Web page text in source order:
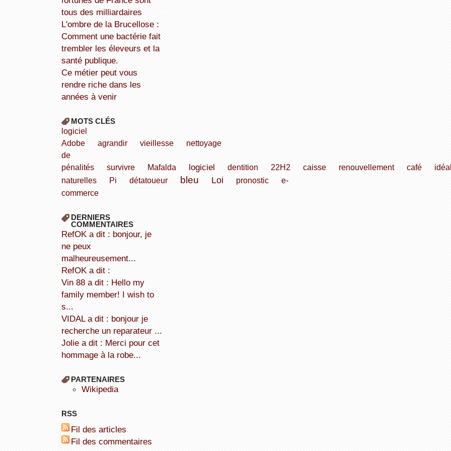
tous des milliardaires
L'ombre de la Brucellose :
Comment une bactérie fait
trembler les éleveurs et la
santé publique.
Ce métier peut vous
rendre riche dans les
années à venir
MOTS CLÉS
logiciel
Adobe
agrandir vieillesse
nettoyage
de
pénalités
survivre Mafalda logiciel dentition 22H2 caisse renouvellement café
naturelles
Pi détatoueur bleu Loi pronostic
e-
commerce
DERNIERS
COMMENTAIRES
refOK a dit : bonjour, je
ne peux
malheureusement...
refOK a dit :
Vin 88 a dit : Hello my
family member! I wish to
s...
VIDAL a dit : bonjour je
recherche un reparateur ...
Jolie a dit : Merci pour cet
hommage à la robe...
PARTENAIRES
wikipedia
RSS
Fil des articles
Fil des commentaires